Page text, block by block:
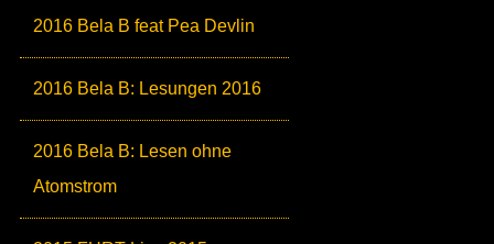
2016 Bela B feat Pea Devlin
2016 Bela B: Lesungen 2016
2016 Bela B: Lesen ohne
Atomstrom